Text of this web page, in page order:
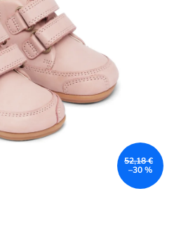
52,18 €
–30 %